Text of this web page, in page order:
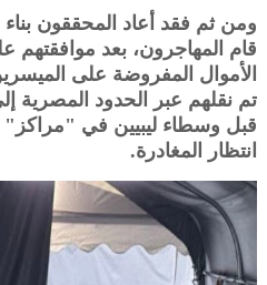
ومن ثم فقد أعاد المحققون
قام المهاجرون، بعد موافقتهم
الأموال المفروضة على
تم نقلهم عبر الحدود المصرية
قبل وسطاء ليبيين في "مراكز"
انتظار المغادرة.